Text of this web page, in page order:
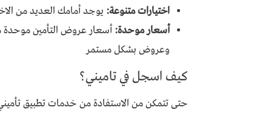
اختيارات متنوعة: يوجد أمامك العديد من
أسعار موحدة: أسعار عروض التأمين
وعروض بشكل مستمر
كيف اسجل في تاميني؟
حتى تتمكن من الاستفادة من خدمات تطبيق